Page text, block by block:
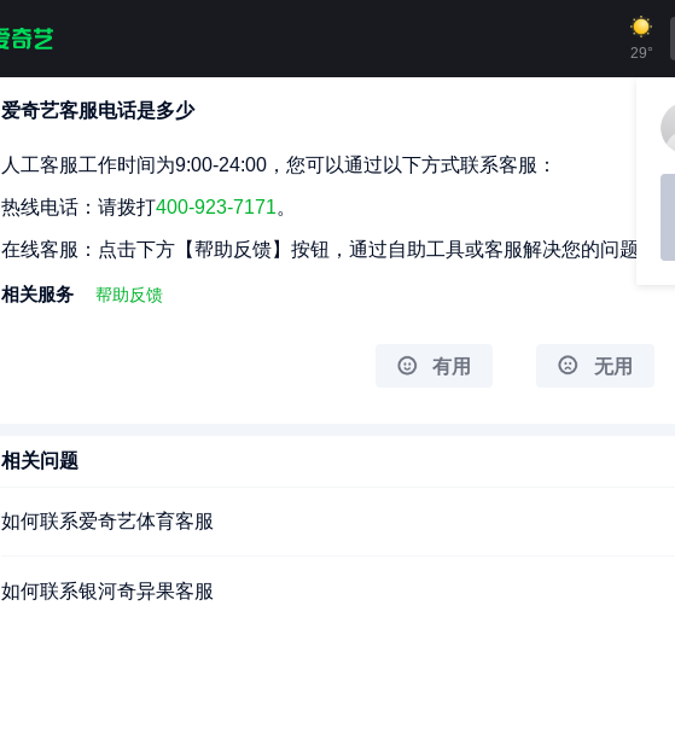
29°
爱奇艺客服电话是多少
人工客服工作时间为9:00-24:00，您可以通过以下方式联系客服：
热线电话：请拨打400-923-7171。
在线客服：点击下方【帮助反馈】按钮，通过自助工具或客服解决您的问题。
相关服务 帮助反馈
有用 无用
相关问题
如何联系爱奇艺体育客服
如何联系银河奇异果客服